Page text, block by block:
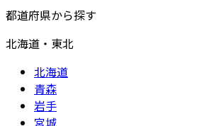
都道府県から探す
北海道・東北
北海道
青森
岩手
宮城